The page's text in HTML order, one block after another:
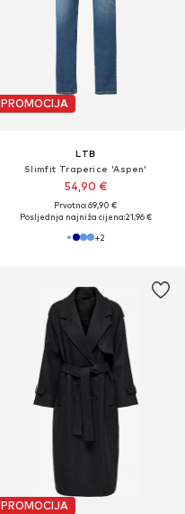
PROMOCIJA
LTB
Slimfit Traperice 'Aspen'
54,90 €
Prvotno: 69,90 €
Posljednja najniža cijena:21,96 €
+2
PROMOCIJA